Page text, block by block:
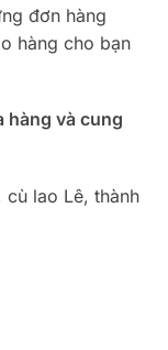
đơn hàng
hàng cho bạn
hàng và cung
lao Lê, thành